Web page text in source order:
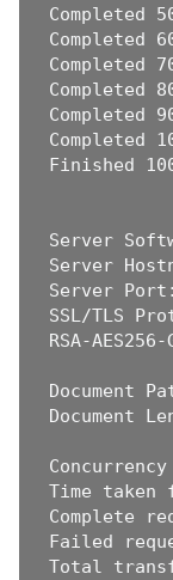
Completed
Completed
Completed
Completed
Completed
Completed
Finished
Server
Server
Server
SSL/TLS
RSA-
Document
Time
Complete
Failed
Total